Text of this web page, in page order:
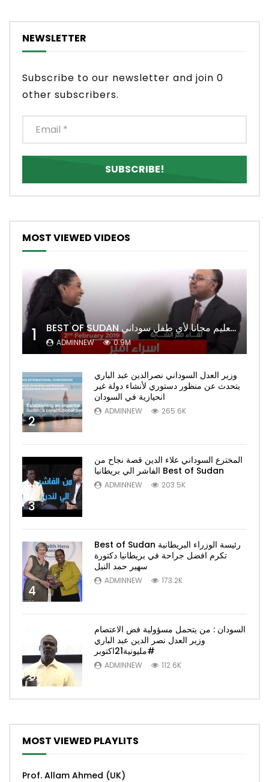
NEWSLETTER
Subscribe to our newsletter and join 0
other subscribers.
MOST VIEWED VIDEOS
1 BEST OF SUDAN اسراء أمير أشهر شابة سودانية ببريطانيا تحلم بان يكون التعليم مجانا لأي طفل سوداني
ADMINNEW 0.9M
2
وزير العدل السوداني نصرالدين عبد الباري
يتحدث عن منظور دستوري لأنشاء دولة غير
انحيازية في السودان
ADMINNEW 265.6K
3
المخترع السوداني علاء الدين قصة نجاح من
الفاشر الي بريطانيا Best of Sudan
ADMINNEW 203.5K
4
Best of Sudan رئيسة الوزراء البريطانية
تكرم افضل جراحة في بريطانيا دكتورة
سهير حمد النيل
ADMINNEW 173.2K
5
السودان : من يتحمل مسؤولية فض الاعتصام
وزير العدل نصر الدين عبد الباري
#مليونية21اكتوبر
ADMINNEW 112.6K
MOST VIEWED PLAYLITS
Prof. Allam Ahmed (UK)